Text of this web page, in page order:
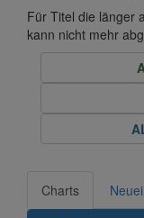
Für Titel die länger
kann nicht mehr
Charts